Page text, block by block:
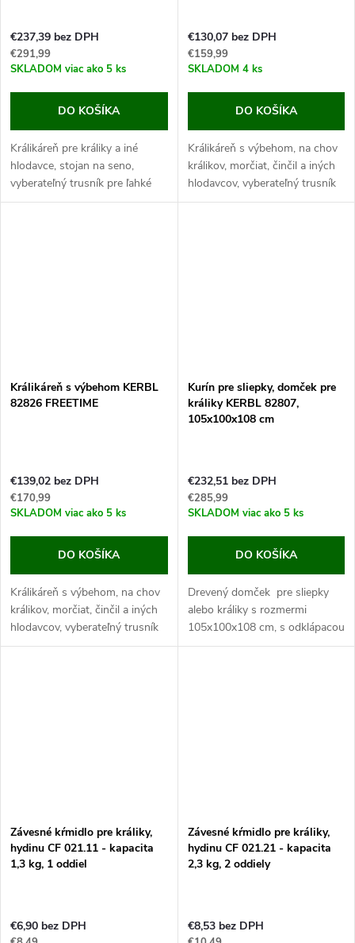
€237,39 bez DPH
€291,99
SKLADOM viac ako 5 ks
DO KOŠÍKA
Králikáreň pre králiky a iné
hlodavce, stojan na seno,
vyberateľný trusník pre ľahké
čistenie, priestor na uschovanie
€130,07 bez DPH
€159,99
SKLADOM 4 ks
DO KOŠÍKA
Králikáreň s výbehom, na chov
králikov, morčiat, činčil a iných
hlodavcov, vyberateľný trusník
pre ľahké čistenie, rozmery
Králikáreň s výbehom KERBL
82826 FREETIME
€139,02 bez DPH
€170,99
SKLADOM viac ako 5 ks
DO KOŠÍKA
Králikáreň s výbehom, na chov
králikov, morčiat, činčil a iných
hlodavcov, vyberateľný trusník
pre ľahké čistenie, rozmery
Kurín pre sliepky, domček pre
králiky KERBL 82807,
105x100x108 cm
€232,51 bez DPH
€285,99
SKLADOM viac ako 5 ks
DO KOŠÍKA
Drevený domček pre sliepky
alebo králiky s rozmermi
105x100x108 cm, s odklápacou
strechou a vyberateľnou
Závesné kŕmidlo pre králiky,
hydinu CF 021.11 - kapacita
1,3 kg, 1 oddiel
€6,90 bez DPH
Závesné kŕmidlo pre králiky,
hydinu CF 021.21 - kapacita
2,3 kg, 2 oddiely
€8,53 bez DPH